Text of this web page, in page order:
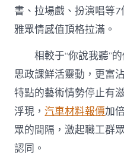
書、拉場戲、扮演唱等
雅眾情感值頂格拉滿。
相較于“你說我聽”
思政課鮮活靈動，更富
特點的藝術情勢停止有
浮現，汽車材料報價加
眾的間隔，激起職工群
認同。